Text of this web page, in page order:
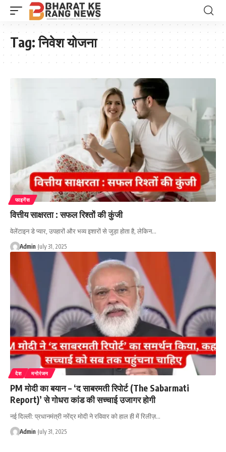
Tag:निवेश योजना
फाइनेंस
वित्तीय साक्षरता : सफल रिश्तों की कुंजी
वेलेंटाइन डे प्यार, उपहारों और भव्य इशारों से जुड़ा होता है, लेकिन…
Admin July 31, 2025
देश मनोरंजन
PM मोदी का बयान – ‘द साबरमती रिपोर्ट (The Sabarmati
Report)’ से गोधरा कांड की सच्चाई उजागर होगी
नई दिल्ली: प्रधानमंत्री नरेंद्र मोदी ने रविवार को हाल ही में रिलीज़…
Admin July 31, 2025